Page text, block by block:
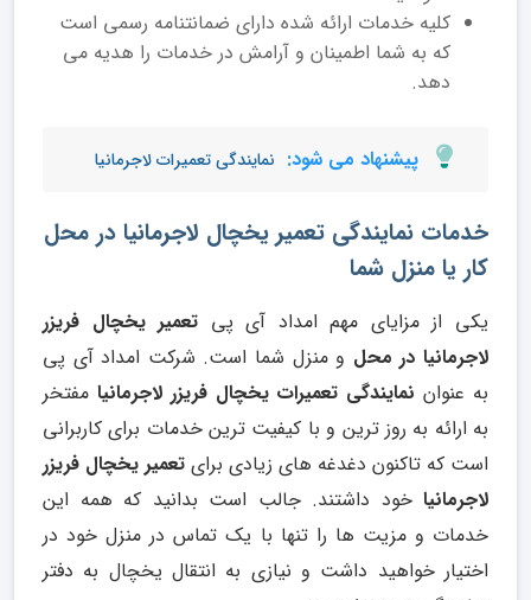
کلیه خدمات ارائه شده دارای ضمانتنامه رسمی است
که به شما اطمینان و آرامش در خدمات را هدیه می
دهد.
پیشنهاد می شود: نمایندگی تعمیرات لاجرمانیا
خدمات نمایندگی تعمیر یخچال لاجرمانیا در محل
کار یا منزل شما
یکی از مزایای مهم امداد آی پی تعمیر یخچال فریزر
لاجرمانیا در محل و منزل شما است. شرکت امداد آی پی
به عنوان نمایندگی تعمیرات یخچال فریزر لاجرمانیا مفتخر
به ارائه به روز ترین و با کیفیت ترین خدمات برای کاربرانی
است که تاکنون دغدغه های زیادی برای تعمیر یخچال فریزر
لاجرمانیا خود داشتند. جالب است بدانید که همه این
خدمات و مزیت ها را تنها با یک تماس در منزل خود در
اختیار خواهید داشت و نیازی به انتقال یخچال به دفتر